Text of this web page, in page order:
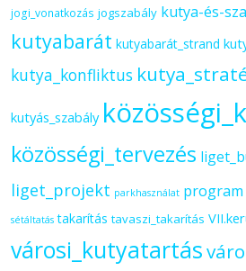
jogi_vonatkozás jogszabály kutya-és-
kutyabarát kutyabarát_strand
kutya_konfliktus
kutyás_szabály
közösségi_tervezés
liget_projekt parkhasználat program
sétáltatás takarítás tavaszi_takarítás
városi_kutyatartás